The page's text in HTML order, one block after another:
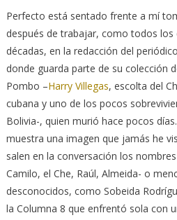
Perfecto está sentado frente a mí
después de trabajar, como todos los
décadas, en la redacción del
donde guarda parte de su colección
Pombo –Harry Villegas, escolta del
cubana y uno de los pocos
Bolivia-, quien murió hace pocos
muestra una imagen que jamás he
salen en la conversación los
Camilo, el Che, Raúl, Almeida- o
desconocidos, como Sobeida
la Columna 8 que enfrentó sola con